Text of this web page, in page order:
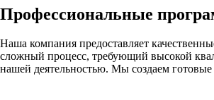
Профессиональные
Наша компания предоставляет
сложный процесс, требующий высокой
нашей деятельностью. Мы создаем